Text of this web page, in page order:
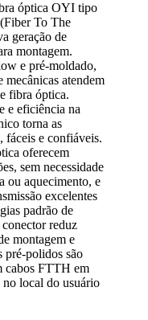
óptica OYI tipo
To The
geração de
montagem.
e pré-moldado,
mecânicas atendem
fibra óptica.
e eficiência na
torna as
fáceis e confiáveis.
oferecem
sem necessidade
ou aquecimento, e
excelentes
padrão de
reduz
montagem e
pré-polidos são
cabos FTTH em
local do usuário